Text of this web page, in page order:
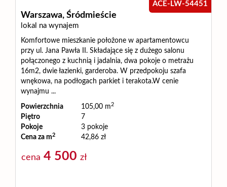
Warszawa, Śródmieście
lokal na wynajem
ACE-LW-54451
Komfortowe mieszkanie położone w apartamentowcu
przy ul. Jana Pawła II. Składające się z dużego salonu
połączonego z kuchnią i jadalnia, dwa pokoje o metrażu
16m2, dwie łazienki, garderoba. W przedpokoju szafa
wnękowa, na podłogach parkiet i terakota.W cenie
wynajmu ...
Powierzchnia 105,00 m2
Piętro
7
Pokoje
3 pokoje
Cena za m2 42,86 zł
cena 4 500 zł